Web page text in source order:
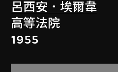
呂西安．埃爾韋
高等法院
1955